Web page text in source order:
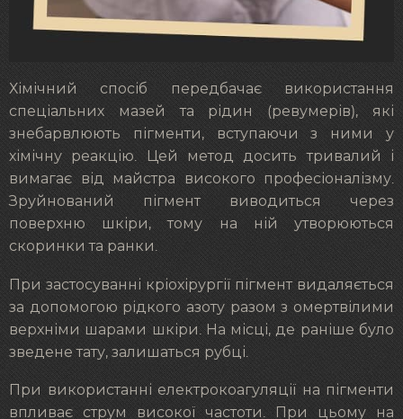
Хімічний спосіб передбачає використання
спеціальних мазей та рідин (ревумерів), які
знебарвлюють пігменти, вступаючи з ними у
хімічну реакцію. Цей метод досить тривалий і
вимагає від майстра високого професіоналізму.
Зруйнований пігмент виводиться через
поверхню шкіри, тому на ній утворюються
скоринки та ранки.
При застосуванні кріохірургії пігмент видаляється
за допомогою рідкого азоту разом з омертвілими
верхніми шарами шкіри. На місці, де раніше було
зведене тату, залишаться рубці.
При використанні електрокоагуляції на пігменти
впливає струм високої частоти. При цьому на